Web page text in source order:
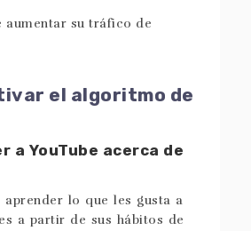
el algoritmo de
a YouTube acerca de
aprender lo que les gusta a
a partir de sus hábitos de